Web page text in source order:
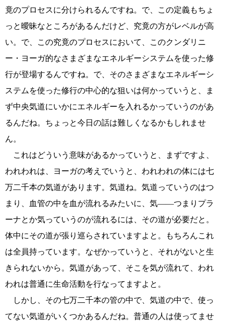
竟のプロセスに分けられるんですね。で、この定義もちょ
っと曖昧なところがあるんだけど、究竟の方がレベルが高
い。で、この究竟のプロセスにおいて、このクンダリニ
ー・ヨーガ的なさまざまなエネルギーシステムを使った修
行が登場するんですね。で、そのさまざまなエネルギーシ
ステムを使った修行の中心的な狙いは何かっていうと、ま
ず中央気道にいかにエネルギーを入れるかっていうのがあ
るんだね。ちょっと今日の話は難しくなるかもしれませ
ん。
これはどういう意味があるかっていうと、まずですよ、
われわれは、ヨーガの考えでいうと、われわれの体には七
万二千本の気道があります。気道ね。気道っていうのはつ
まり、血管の中を血が流れるみたいに、気――つまりプラ
ーナとか気っていうのが流れるには、その道が必要だと。
体中にその道が張り巡らされていますよと。もちろんこれ
は全員持っています。なぜかっていうと、それがないと生
きられないから。気道があって、そこを気が流れて、われ
われは普通に生命活動を行なってますよと。
しかし、その七万二千本の管の中で、気道の中で、使っ
てない気道がいくつかあるんだね。普通の人は使ってませ